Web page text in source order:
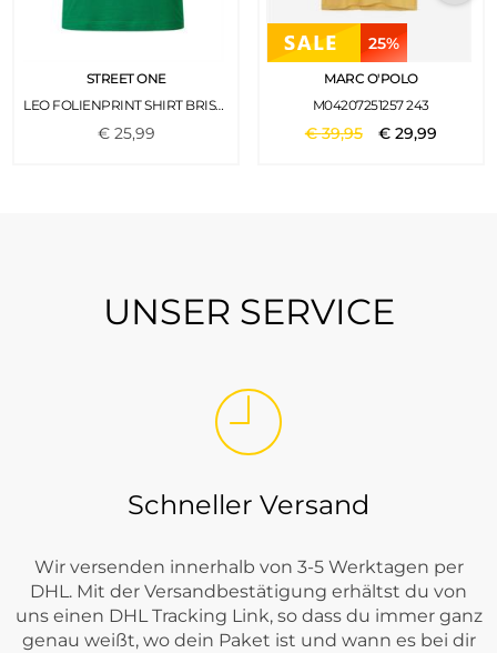
STREET ONE
LEO FOLIENPRINT SHIRT BRISK GREEN
€ 25,99
25%
MARC O'POLO
M04207251257 243
€39,95 € 29,99
UNSER SERVICE
Schneller Versand
Wir versenden innerhalb von 3-5 Werktagen per
DHL. Mit der Versandbestätigung erhältst du von
uns einen DHL Tracking Link, so dass du immer ganz
genau weißt, wo dein Paket ist und wann es bei dir